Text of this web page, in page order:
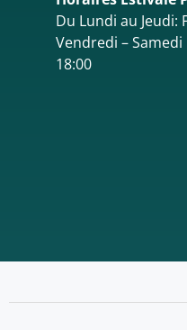
Du Lundi au Jeudi:
Vendredi – Samedi
18:00